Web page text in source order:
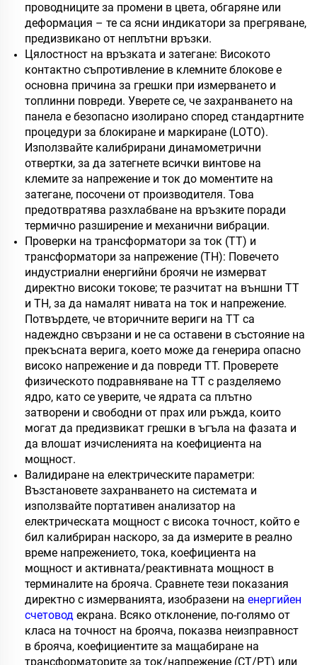
проводниците за промени в цвета, обгаряне или
деформация – те са ясни индикатори за прегряване,
предизвикано от неплътни връзки.
Цялостност на връзката и затегане: Високото
контактно съпротивление в клемните блокове е
основна причина за грешки при измерването и
топлинни повреди. Уверете се, че захранването на
панела е безопасно изолирано според стандартните
процедури за блокиране и маркиране (LOTO).
Използвайте калибрирани динамометрични
отвертки, за да затегнете всички винтове на
клемите за напрежение и ток до моментите на
затегане, посочени от производителя. Това
предотвратява разхлабване на връзките поради
термично разширение и механични вибрации.
Проверки на трансформатори за ток (ТТ) и
трансформатори за напрежение (ТН): Повечето
индустриални енергийни броячи не измерват
директно високи токове; те разчитат на външни ТТ
и ТН, за да намалят нивата на ток и напрежение.
Потвърдете, че вторичните вериги на ТТ са
надеждно свързани и не са оставени в състояние на
прекъсната верига, което може да генерира опасно
високо напрежение и да повреди ТТ. Проверете
физическото подравняване на ТТ с разделяемо
ядро, като се уверите, че ядрата са плътно
затворени и свободни от прах или ръжда, които
могат да предизвикат грешки в ъгъла на фазата и
да влошат изчисленията на коефициента на
мощност.
Валидиране на електрическите параметри:
Възстановете захранването на системата и
използвайте портативен анализатор на
електрическата мощност с висока точност, който е
бил калибриран наскоро, за да измерите в реално
време напрежението, тока, коефициента на
мощност и активната/реактивната мощност в
терминалите на брояча. Сравнете тези показания
директно с измерванията, изобразени на енергийен
счетовод екрана. Всяко отклонение, по-голямо от
класа на точност на брояча, показва неизправност
в брояча, коефициентите за мащабиране на
трансформаторите за ток/напрежение (CT/PT) или